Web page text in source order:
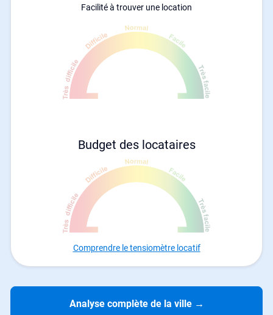
Facilité à trouver une location
Budget des locataires
Comprendre le tensiomètre locatif
Analyse complète de la ville →